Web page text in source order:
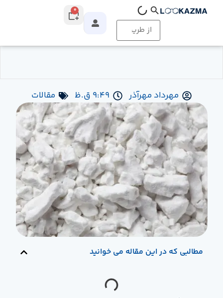
0
مهرداد مهرآذر 9:49 ق.ظ مقالات
مطالبی که در این مقاله می خوانید